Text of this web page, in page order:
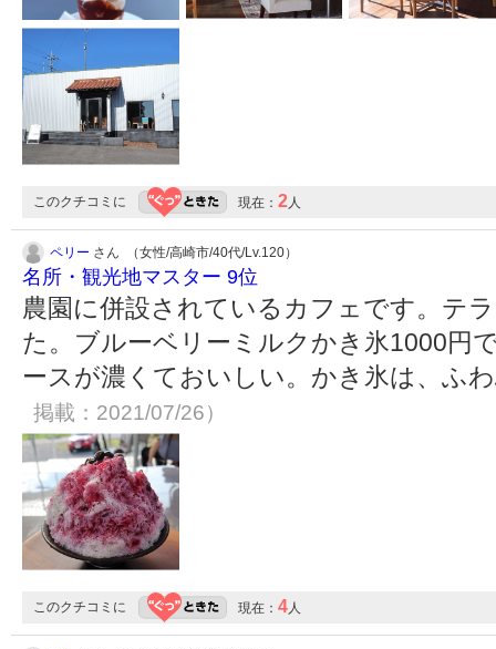
このクチコミに 現在： 2人
ペリー さん （女性/高崎市/40代/Lv.120）
名所・観光地マスター 9位
農園に併設されているカフェです。テ
た。ブルーベリーミルクかき氷1000円
ースが濃くておいしい。かき氷は、ふ
掲載：2021/07/26）
このクチコミに 現在： 4人